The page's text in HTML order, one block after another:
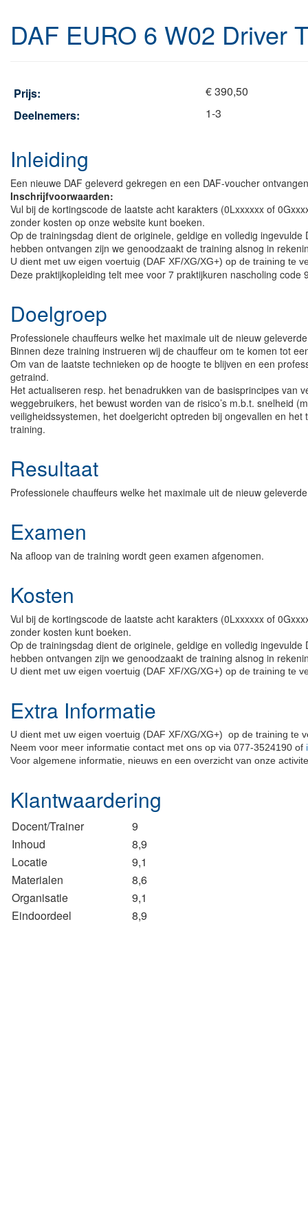
DAF EURO 6 W02 Driver
Prijs:
€ 390,50
Deelnemers:
1-3
Inleiding
Een nieuwe DAF geleverd gekregen en een DAF-voucher
Inschrijfvoorwaarden:
Vul bij de kortingscode de laatste acht karakters (0Lxxxxxx of
zonder kosten op onze website kunt boeken.
Op de trainingsdag dient de originele, geldige en volledig
hebben ontvangen zijn we genoodzaakt de training alsnog in
U dient met uw eigen voertuig (DAF XF/XG/XG+) op de training te
Deze praktijkopleiding telt mee voor 7 praktijkuren nascholing
Doelgroep
Professionele chauffeurs welke het maximale uit de nieuw
Binnen deze training instrueren wij de chauffeur om te komen tot
Om van de laatste technieken op de hoogte te blijven en een
getraind.
Het actualiseren resp. het benadrukken van de basisprincipes van
weggebruikers, het bewust worden van de risico’s m.b.t. snelheid
veiligheidssystemen, het doelgericht optreden bij ongevallen en
training.
Resultaat
Professionele chauffeurs welke het maximale uit de nieuw
Examen
Na afloop van de training wordt geen examen afgenomen.
Kosten
Vul bij de kortingscode de laatste acht karakters (0Lxxxxxx of
zonder kosten kunt boeken.
Op de trainingsdag dient de originele, geldige en volledig
hebben ontvangen zijn we genoodzaakt de training alsnog in
U dient met uw eigen voertuig (DAF XF/XG/XG+) op de training te
Extra Informatie
U dient met uw eigen voertuig (DAF XF/XG/XG+) op de training te
Neem voor meer informatie contact met ons op via 077-3524190 of
Voor algemene informatie, nieuws en een overzicht van onze
Klantwaardering
Docent/Trainer
9
Inhoud
8,9
Locatie
9,1
Materialen
8,6
Organisatie
9,1
Eindoordeel
8,9